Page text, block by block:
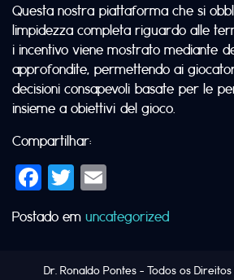
Questa nostra piattaforma che si
limpidezza completa riguardo alle
i incentivo viene mostrato mediante
approfondite, permettendo ai
decisioni consapevoli basate per le
insieme a obiettivi del gioco.
Compartilhar:
Facebook
Twitter
Postado em uncategorized
Dr. Ronaldo Pontes- Todos os Direitos